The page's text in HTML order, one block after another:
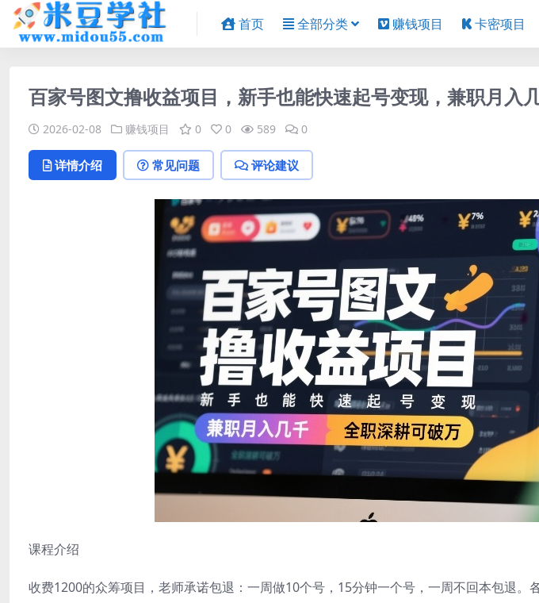
首页 全部分类 赚钱项目 卡密项目
百家号图文撸收益项目，新手也能快速起号变现，兼职月入
2026-02-08 赚钱项目 0 0 589 0
详情介绍 常见问题 评论建议
课程介绍
收费1200的众筹项目，老师承诺包退：一周做10个号，15分钟一个号，一周不回本包退。